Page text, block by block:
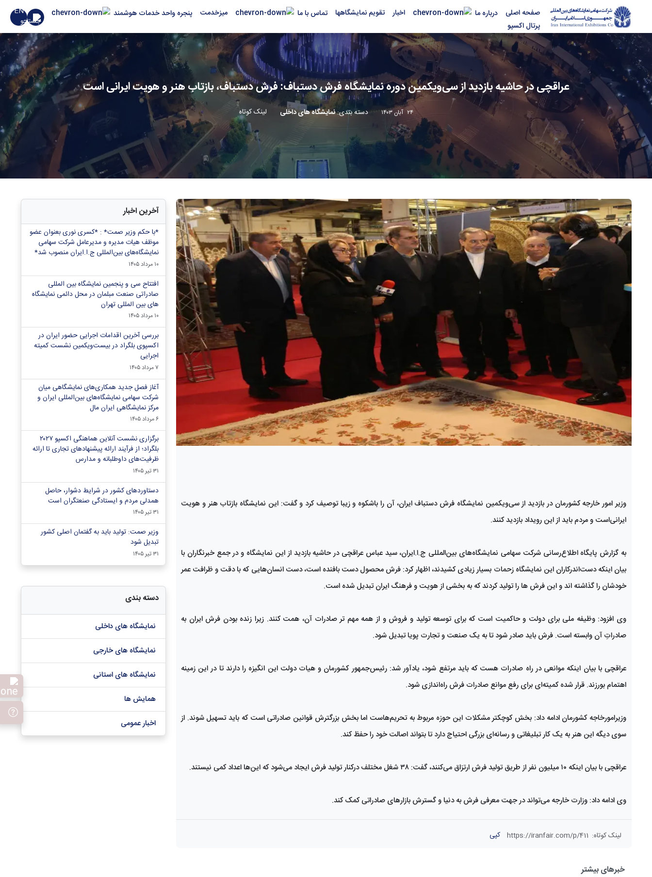
صفحه اصلی درباره ما اخبار تقویم نمایشگاهها تماس با ما میزخدمت
پنجره واحد خدمات هوشمند
پرتال اکسپو
EN
عراقچی در حاشیه بازدید از سی‌ویکمین دوره نمایشگاه فرش دستباف: فرش دستباف، بازتاب هنر و هویت ایرانی است
۲۴ آبان ۱۴۰۳ دسته بندی:نمایشگاه های داخلی لینک کوتاه
وزیر امور خارجه کشورمان در بازدید از سی‌و‌یکمین نمایشگاه فرش دستباف ایران، آن را باشکوه و زیبا توصیف کرد و گفت: این نمایشگاه بازتاب هنر و هویت
ایرانی‌است و مردم باید از این رویداد بازدید کنند.
به گزارش پایگاه اطلاع‌رسانی شرکت سهامی نمایشگاه‌های بین‌المللی ج.ا.ایران، سید عباس عراقچی در حاشیه بازدید از این نمایشگاه و در جمع خبرنگاران با
بیان اینکه دست‌اندرکاران این نمایشگاه زحمات بسیار زیادی کشیدند، اظهار کرد: فرش محصول دست بافنده است، دست انسان‌هایی که با دقت و ظرافت عمر
خودشان را گذاشته اند و این فرش ها را تولید کردند که به بخشی از هویت و فرهنگ ایران تبدیل شده است.
وی افزود: وظیفه ملی برای دولت و حاکمیت است که برای توسعه تولید و فروش و از همه مهم تر صادرات آن، همت کنند. زیرا زنده بودن فرش ایران به
صادراتِ آن وابسته است. فرش باید صادر شود تا به یک صنعت و تجارت پویا تبدیل شود.
عراقچی با بیان اینکه موانعی در راه صادرات هست که باید مرتفع شود، یادآور شد: رئیس‌جمهور کشورمان و هیات دولت این انگیزه را دارند تا در این زمینه
اهتمام بورزند. قرار شده کمیته‌ای برای رفع موانع صادرات فرش راه‌اندازی شود.
وزیرامورخاجه کشورمان ادامه داد: بخش کوچکتر مشکلات این حوزه مربوط به تحریم‌هاست اما بخش بزرگترش قوانین صادراتی است که باید تسهیل شوند. از
سوی دیگه این هنر به یک کار تبلیغاتی و رسانه‌ای بزرگی احتیاج دارد تا بتواند اصالت خود را حفظ کند.
عراقچی با بیان اینکه ۱۰ میلیون نفر از طریق تولید فرش ارتزاق می‌کنند، گفت: ۳۸ شغل مختلف درکنار تولید فرش ایجاد می‌شود که این‌ها اعداد کمی نیستند.
وی ادامه داد: وزارت خارجه می‌تواند در جهت معرفی فرش به دنیا و گسترش بازارهای صادراتی کمک کند.
لینک کوتاه:
https://iranfair.com/p/411 کپی
خبرهای بیشتر
آخرین اخبار
*با حکم وزیر صمت* : *کسری نوری بعنوان عضو
موظف هیات مدیره و مدیرعامل شرکت سهامی
نمایشگاه‌های بین‌المللی ج.ا.ایران منصوب شد*
۱۰ مرداد ۱۴۰۵
افتتاح سی و پنجمین نمایشگاه بین المللی
صادراتی صنعت مبلمان در محل دائمی نمایشگاه
های بین المللی تهران
۱۰ مرداد ۱۴۰۵
بررسی آخرین اقدامات اجرایی حضور ایران در
اکسپوی بلگراد در بیست‌ویکمین نشست کمیته
اجرایی
۷ مرداد ۱۴۰۵
آغاز فصل جدید همکاری‌های نمایشگاهی میان
شرکت سهامی نمایشگاه‌های بین‌المللی ایران و
مرکز نمایشگاهی ایران‌ مال
۶ مرداد ۱۴۰۵
برگزاری نشست آنلاین هماهنگی اکسپو ۲۰۲۷
بلگراد؛ از فرآیند ارائه پیشنهادهای تجاری تا ارائه
ظرفیت‌های داوطلبانه و مدارس
۳۱ تیر ۱۴۰۵
دستاوردهای کشور در شرایط دشوار، حاصل
همدلی مردم و ایستادگی صنعتگران است
۳۱ تیر ۱۴۰۵
وزیر صمت: تولید باید به گفتمان اصلی کشور
تبدیل شود
۳۱ تیر ۱۴۰۵
دسته بندی
نمایشگاه های داخلی
نمایشگاه های خارجی
نمایشگاه های استانی
همایش ها
اخبار عمومی